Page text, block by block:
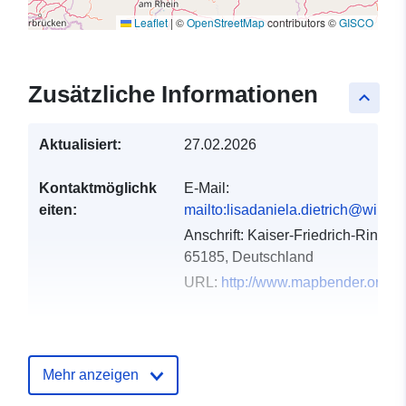
Leaflet| ©OpenStreetMapcontributors ©GISCO
keyboard_arrow_up
Zusätzliche Informationen
Aktualisiert: 27.02.2026
Kontaktmöglichk
eiten:
E-Mail:
Anschrift: Kaiser-Friedrich-Ring
65185, Deutschland
URL: http://www.mapbender.org
Mehr anzeigen